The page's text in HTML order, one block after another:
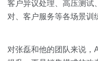
客户异议处理、高压测试
对、客户服务等各场景训
对张磊和他的团队来说，